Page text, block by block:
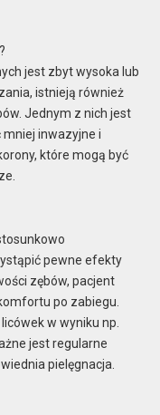
jest zbyt wysoka lub
istnieją również
Jednym z nich jest
inwazyjne i
które mogą być
pewne efekty
zębów, pacjent
po zabiegu.
w wyniku np.
jest regularne
pielęgnacja.